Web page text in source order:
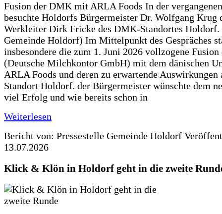
Fusion der DMK mit ARLA Foods In der
besuchte Holdorfs Bürgermeister Dr. Wolfgang Krug
Werkleiter Dirk Fricke des DMK-Standortes Holdorf.
Gemeinde Holdorf) Im Mittelpunkt des Gespräches
insbesondere die zum 1. Juni 2026 vollzogene
(Deutsche Milchkontor GmbH) mit dem dänischen
ARLA Foods und deren zu erwartende Auswirkungen
Standort Holdorf. der Bürgermeister wünschte dem
viel Erfolg und wie bereits schon in
Weiterlesen
Bericht von: Pressestelle Gemeinde Holdorf
13.07.2026
Klick & Klön in Holdorf geht in die zweite